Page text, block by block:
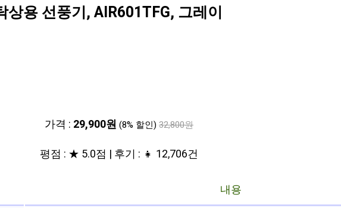
용 선풍기, AIR601TFG, 그레이
가격 : 29,900원 (8% 할인) 32,800원
평점 : ★ 5.0점 | 후기 : 👧 12,706건
내용